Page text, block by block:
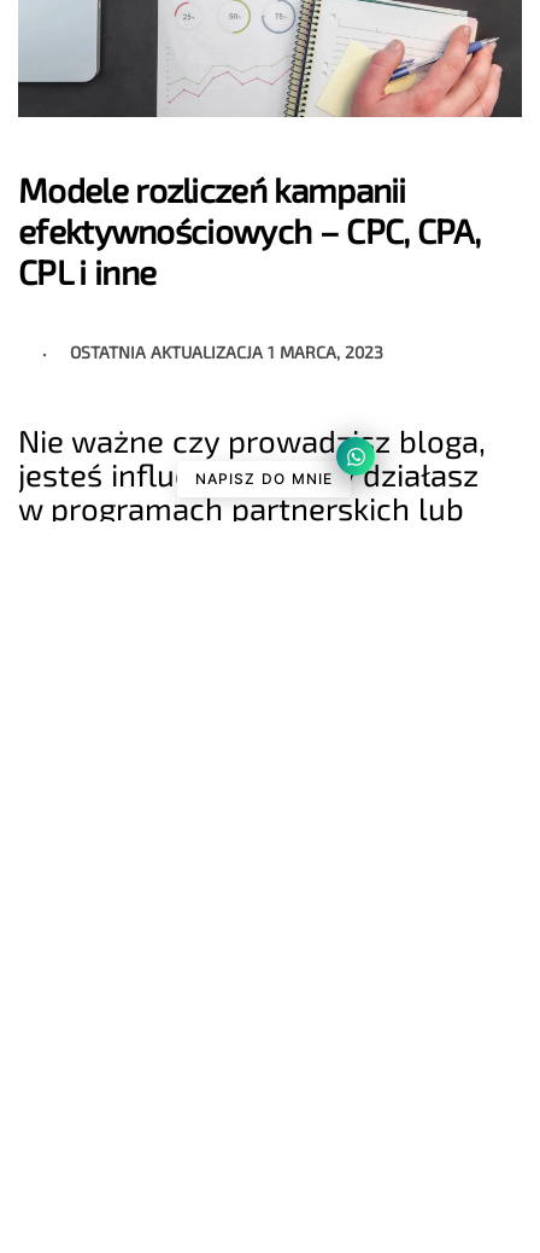
Modele rozliczeń kampanii
efektywnościowych – CPC, CPA,
CPL i inne
OSTATNIA AKTUALIZACJA1 MARCA, 2023
Nie ważne czy prowadzisz bloga,
jesteś influencerem czy działasz
w programach partnerskich lub
NAPISZ DO MNIE